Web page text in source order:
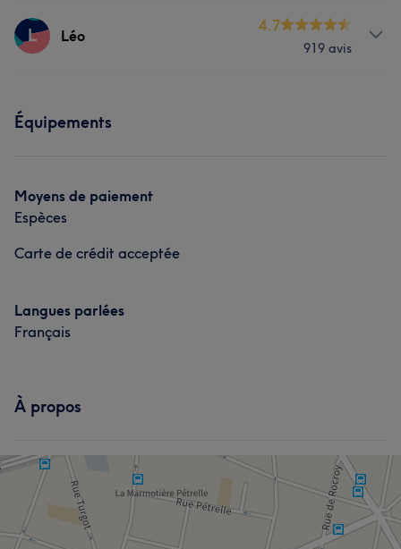
Portfolio
Prestations
L Léo
4.7
919 avis
Portfolio
L'avis de nos clients sur Léo
Attentionné/e
Équipements
Moyens de paiement
Espèces
Carte de crédit acceptée
Langues parlées
Français
À propos